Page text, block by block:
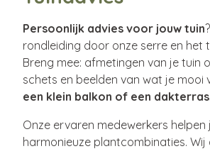
Persoonlijk advies voor jouw tuin
rondleiding door onze serre en het
Breng mee: afmetingen van je tuin
schets en beelden van wat je
een klein balkon of een dakterras
Onze ervaren medewerkers
harmonieuze plantcombinaties. Wij